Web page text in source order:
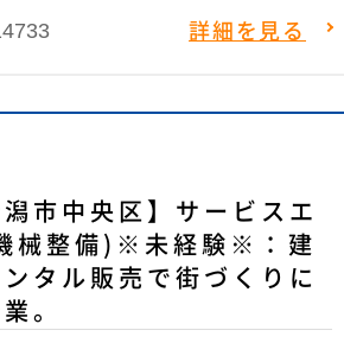
詳細を見る
潟市中央区】サービスエ
械整備)※未経験※：建
タル販売で街づくりに
。